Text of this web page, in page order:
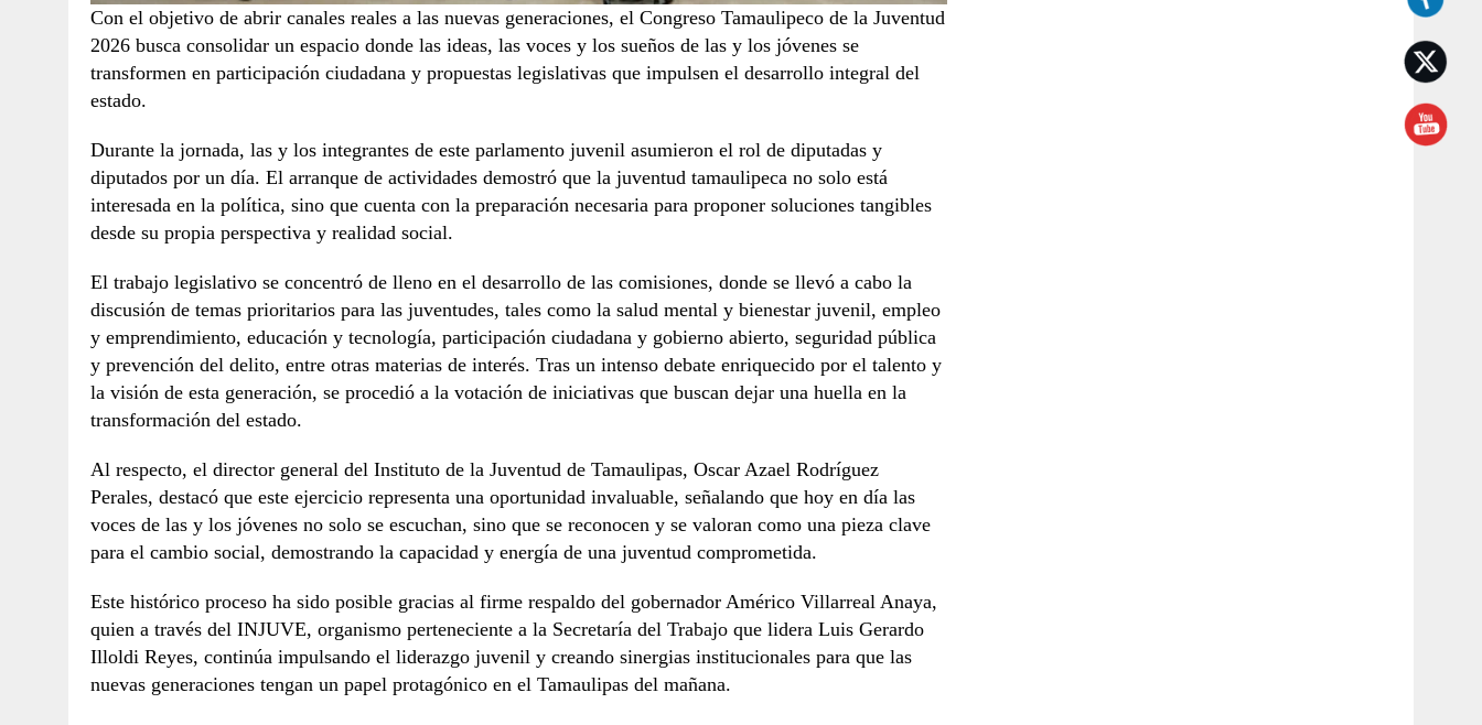
Con el objetivo de abrir canales reales a las nuevas generaciones, el Congreso Tamaulipeco de la Juventud
2026 busca consolidar un espacio donde las ideas, las voces y los sueños de las y los jóvenes se
transformen en participación ciudadana y propuestas legislativas que impulsen el desarrollo integral del
estado.
Durante la jornada, las y los integrantes de este parlamento juvenil asumieron el rol de diputadas y
diputados por un día. El arranque de actividades demostró que la juventud tamaulipeca no solo está
interesada en la política, sino que cuenta con la preparación necesaria para proponer soluciones tangibles
desde su propia perspectiva y realidad social.
El trabajo legislativo se concentró de lleno en el desarrollo de las comisiones, donde se llevó a cabo la
discusión de temas prioritarios para las juventudes, tales como la salud mental y bienestar juvenil, empleo
y emprendimiento, educación y tecnología, participación ciudadana y gobierno abierto, seguridad pública
y prevención del delito, entre otras materias de interés. Tras un intenso debate enriquecido por el talento y
la visión de esta generación, se procedió a la votación de iniciativas que buscan dejar una huella en la
transformación del estado.
Al respecto, el director general del Instituto de la Juventud de Tamaulipas, Oscar Azael Rodríguez
Perales, destacó que este ejercicio representa una oportunidad invaluable, señalando que hoy en día las
voces de las y los jóvenes no solo se escuchan, sino que se reconocen y se valoran como una pieza clave
para el cambio social, demostrando la capacidad y energía de una juventud comprometida.
Este histórico proceso ha sido posible gracias al firme respaldo del gobernador Américo Villarreal Anaya,
quien a través del INJUVE, organismo perteneciente a la Secretaría del Trabajo que lidera Luis Gerardo
Illoldi Reyes, continúa impulsando el liderazgo juvenil y creando sinergias institucionales para que las
nuevas generaciones tengan un papel protagónico en el Tamaulipas del mañana.